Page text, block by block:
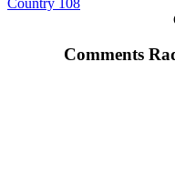
Comments